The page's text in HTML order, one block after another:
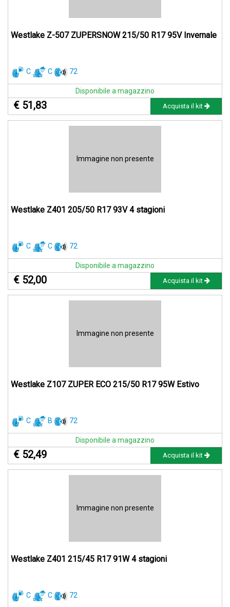
Westlake Z-507 ZUPERSNOW 215/50 R17 95V Invernale
C C 72
Disponibile a magazzino
€ 51,83 Acquista il kit
Immagine non presente
Westlake Z401 205/50 R17 93V 4 stagioni
C C 72
Disponibile a magazzino
€ 52,00 Acquista il kit
Immagine non presente
Westlake Z107 ZUPER ECO 215/50 R17 95W Estivo
C B 72
Disponibile a magazzino
€ 52,49 Acquista il kit
Immagine non presente
Westlake Z401 215/45 R17 91W 4 stagioni
C C 72